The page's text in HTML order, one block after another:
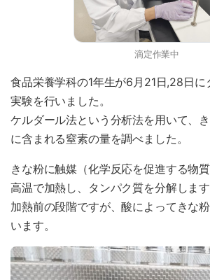
滴定作業中
食品栄養学科の1年生が6月21日,28日に
実験を行いました。
ケルダール法という分析法を用いて、
に含まれる窒素の量を調べました。
きな粉に触媒（化学反応を促進する物質
高温で加熱し、タンパク質を分解します
加熱前の段階ですが、酸によってきな
います。